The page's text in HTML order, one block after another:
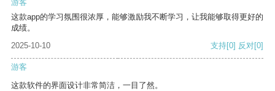
游客
这款app的学习氛围很浓厚，能够激励我不断学习，让我能够取得更好的
成绩。
2025-10-10
支持[0] 反对[0]
游客
这款软件的界面设计非常简洁，一目了然。